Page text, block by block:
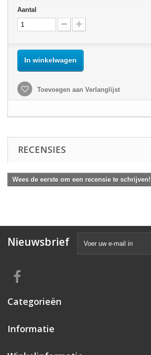
Aantal
In winkelwagen
Toevoegen aan Verlanglijst
RECENSIES
Wees de eerste om een recensie te schrijven!
Nieuwsbrief
Categorieën
Informatie